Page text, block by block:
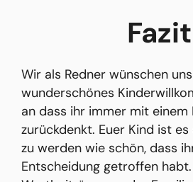
Fazit
Wir als Redner wünschen
wunderschönes
an dass ihr immer mit einem
zurückdenkt. Euer Kind ist
zu werden wie schön, dass
Entscheidung getroffen